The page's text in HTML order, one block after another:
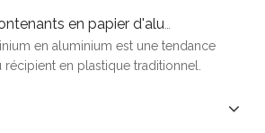
en papier d'aluminium
en aluminium est une tendance
en plastique traditionnel.